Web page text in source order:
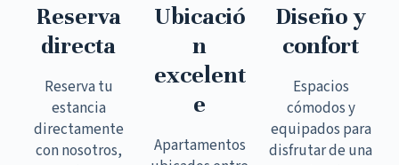
Reserva
directa
Reserva tu
estancia
directamente
con nosotros,
Ubicació
n
excelent
e
Apartamentos
Diseño y
confort
Espacios
cómodos y
equipados para
disfrutar de una